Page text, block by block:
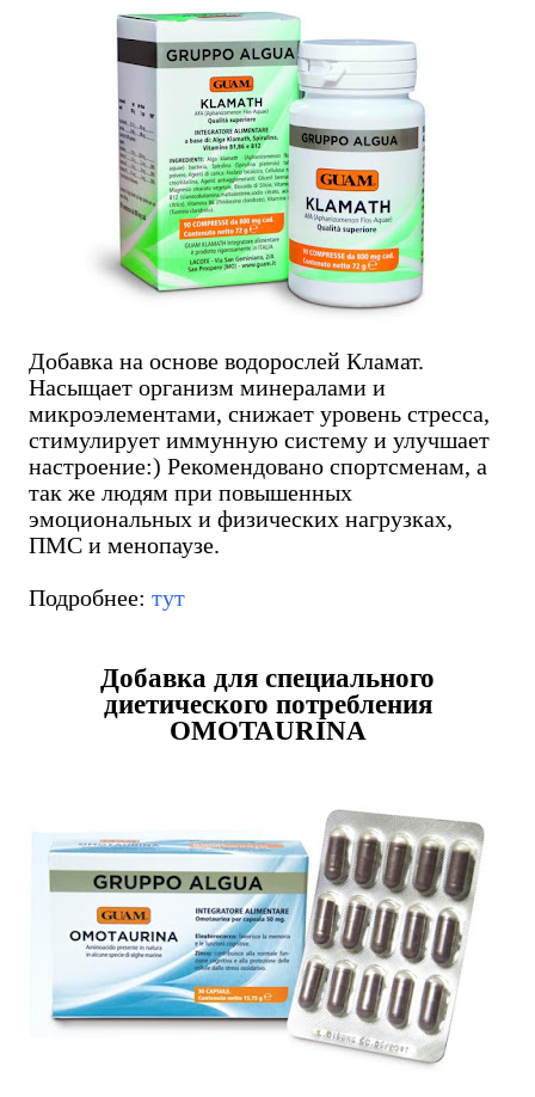
Добавка на основе водорослей Кламат.
Насыщает организм минералами и
микроэлементами, снижает уровень стресса,
стимулирует иммунную систему и улучшает
настроение:) Рекомендовано спортсменам, а
так же людям при повышенных
эмоциональных и физических нагрузках,
ПМС и менопаузе.
Подробнее: тут
Добавка для специального
диетического потребления
OMOTAURINA